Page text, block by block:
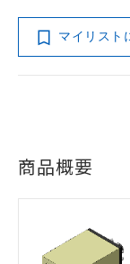
マイリスト
商品概要